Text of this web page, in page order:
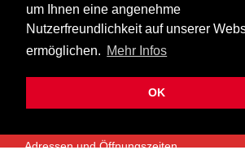
um Ihnen eine angenehme
Nutzerfreundlichkeit auf unserer
ermöglichen. Mehr Infos
OK
Lättenstrasse 35
8952 Schlieren
info@heermusic.com
ÜBER UNS
Adressen und Öffnungszeiten